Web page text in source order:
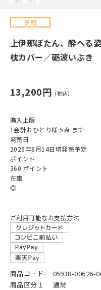
上伊那ぼたん、酔へる
枕カバー／砺波いぶき
13,200円
購入上限
1会計おひとり様 5点 まで
発売日
2026年8月14日頃発売予定
ポイント
360 ポイント
在庫
◎
ご利用可能なお支払方法
商品コード
05938-00626-
商品区分１
通常